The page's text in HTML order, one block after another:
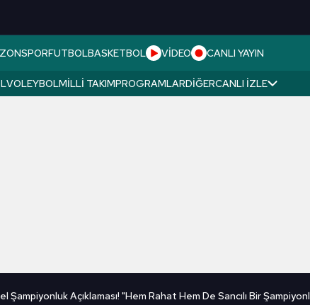
FUTBOLBASKETBOL VİDEO CANLI YAYIN
VOLEYBOLMILLI TAKIMPROGRAMLARDIĞERCANLI İZLE
Açıklaması! "Hem Rahat Hem De Sancılı Bir